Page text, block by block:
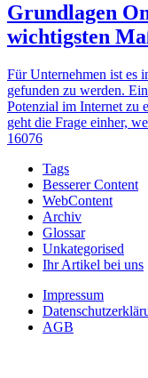
Grundlagen
wichtigsten
Für Unternehmen ist es
gefunden zu werden.
Potenzial im Internet zu
geht die Frage einher,
16076
Tags
Besserer Content
WebContent
Archiv
Glossar
Unkategorised
Ihr Artikel bei uns
Impressum
AGB